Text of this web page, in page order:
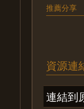
推薦分享
資源連
連結到